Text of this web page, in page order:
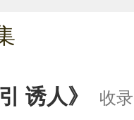
诱人》 收